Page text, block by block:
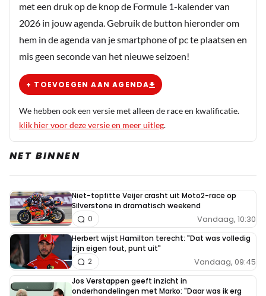
met een druk op de knop de Formule 1-kalender van
2026 in jouw agenda. Gebruik de button hieronder om
hem in de agenda van je smartphone of pc te plaatsen en
mis geen seconde van het nieuwe seizoen!
+ TOEVOEGEN AAN AGENDA
We hebben ook een versie met alleen de race en kwalificatie.
klik hier voor deze versie en meer uitleg.
NET BINNEN
Niet-topfitte Veijer crasht uit Moto2-race op
Silverstone in dramatisch weekend
Vandaag, 10:30
0
Herbert wijst Hamilton terecht: "Dat was volledig
zijn eigen fout, punt uit"
Vandaag, 09:45
2
Jos Verstappen geeft inzicht in
onderhandelingen met Marko: "Daar was ik erg